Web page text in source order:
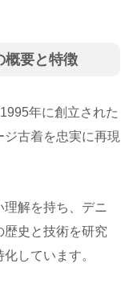
概要と特徴
年に創立された
古着を忠実に再現
解を持ち、デニ
歴史と技術を研究
しています。